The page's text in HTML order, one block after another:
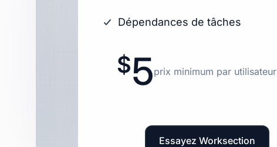
Dépendances de tâches
5prix minimum par utilisateur
Essayez Worksection